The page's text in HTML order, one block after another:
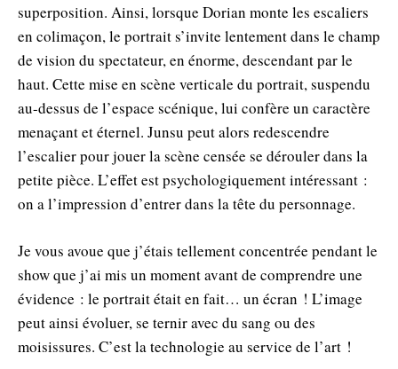
superposition. Ainsi, lorsque Dorian monte les escaliers
en colimaçon, le portrait s’invite lentement dans le champ
de vision du spectateur, en énorme, descendant par le
haut. Cette mise en scène verticale du portrait, suspendu
au-dessus de l’espace scénique, lui confère un caractère
menaçant et éternel. Junsu peut alors redescendre
l’escalier pour jouer la scène censée se dérouler dans la
petite pièce. L’effet est psychologiquement intéressant :
on a l’impression d’entrer dans la tête du personnage.
Je vous avoue que j’étais tellement concentrée pendant le
show que j’ai mis un moment avant de comprendre une
évidence : le portrait était en fait… un écran ! L’image
peut ainsi évoluer, se ternir avec du sang ou des
moisissures. C’est la technologie au service de l’art !